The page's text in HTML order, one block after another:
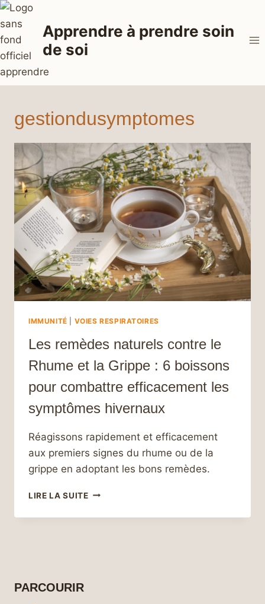
Aller
au
contenu
Apprendre à prendre soin
de soi
gestiondusymptomes
IMMUNITÉ VOIES RESPIRATOIRES
Les remèdes naturels contre le
Rhume et la Grippe : 6 boissons
pour combattre efficacement les
symptômes hivernaux
Réagissons rapidement et efficacement
aux premiers signes du rhume ou de la
grippe en adoptant les bons remèdes.
LIRE LA SUITELES
NATURELS
PARCOURIR